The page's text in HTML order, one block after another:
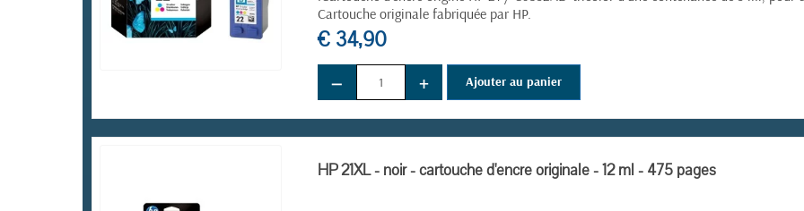
Cartouche originale fabriquée par HP.
€ 34,90
− + Ajouter au panier
HP 21XL - noir - cartouche d'encre originale - 12 ml - 475 pages